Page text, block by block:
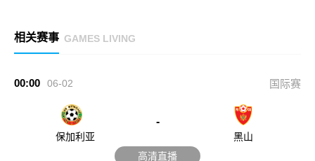
相关赛事 GAMES LIVING
00:00 06-02 国际赛
保加利亚
-
黑山
高清直播